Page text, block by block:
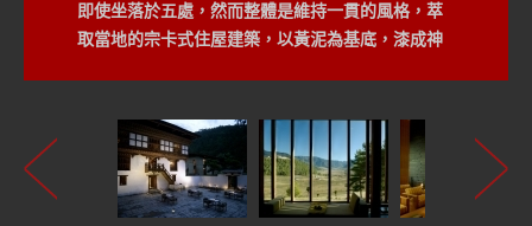
即使坐落於五處，然而整體是維持一貫的風格，萃
取當地的宗卡式住屋建築，以黃泥為基底，漆成神